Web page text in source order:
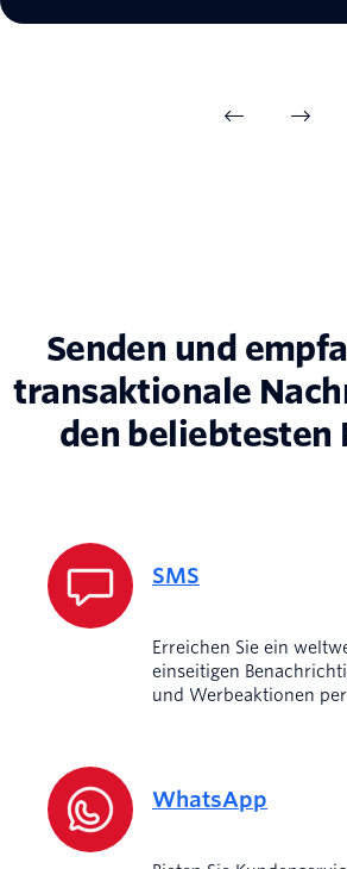
Senden und
transaktionale
den beliebtesten
SMS
Erreichen Sie ein
einseitigen
und Werbeaktionen per
WhatsApp